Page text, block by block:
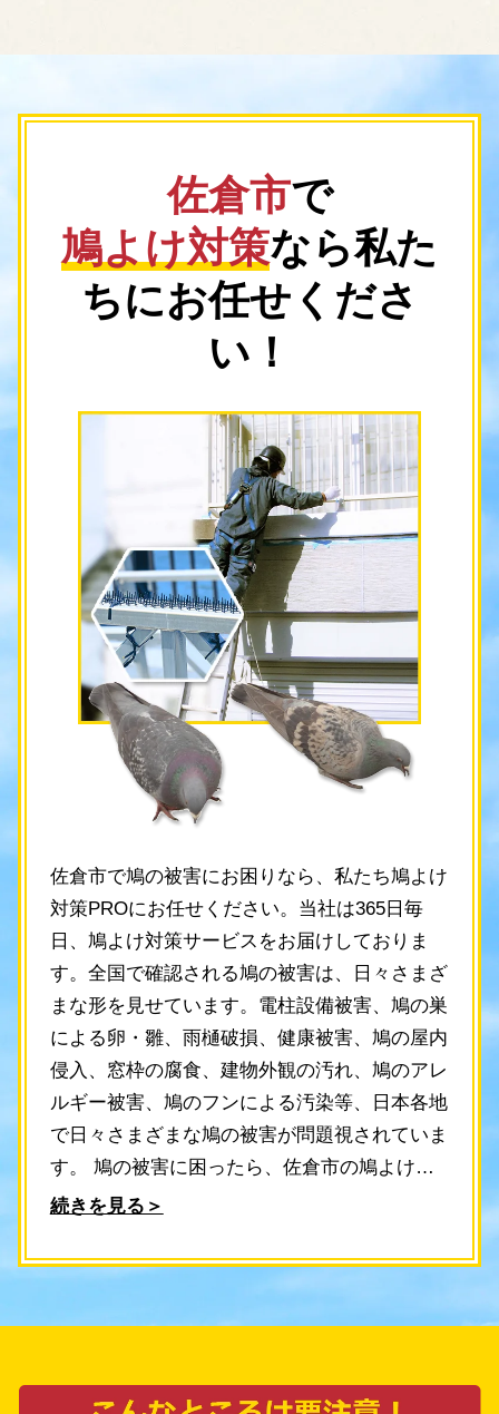
佐倉市で
鳩よけ対策なら私た
ちにお任せくださ
い！
佐倉市で鳩の被害にお困りなら、私たち鳩よけ
対策PROにお任せください。当社は365日毎
日、鳩よけ対策サービスをお届けしておりま
す。全国で確認される鳩の被害は、日々さまざ
まな形を見せています。電柱設備被害、鳩の巣
による卵・雛、雨樋破損、健康被害、鳩の屋内
侵入、窓枠の腐食、建物外観の汚れ、鳩のアレ
ルギー被害、鳩のフンによる汚染等、日本各地
で日々さまざまな鳩の被害が問題視されていま
す。 鳩の被害に困ったら、佐倉市の鳩よけ対
策PROにご連絡ください。スピーディで効果
絡をいただいてから最短30分でスタッフが現地
す。調査や見積もりの費用は無料ですので、お
タッフは鳩よけ対策のプロフェッショナルで、
続きを見る＞